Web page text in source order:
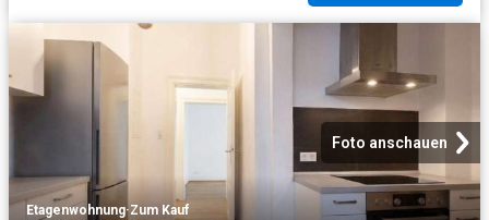
Foto anschauen
Etagenwohnung·Zum Kauf